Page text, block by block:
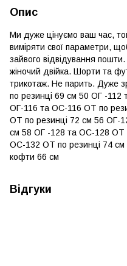
Опис
Ми дуже цінуємо ваш час,
виміряти свої параметри,
зайвого відвідування
жіночий двійка. Шорти та
трикотаж. Не парить. Дуже
по резинці 69 см 50 ОГ -
ОГ-116 та ОС-116 ОТ по
ОТ по резинці 72 см 56 ОГ-
см 58 ОГ -128 та ОС-128 ОТ
ОС-132 ОТ по резинці 74
кофти 66 см
Відгуки